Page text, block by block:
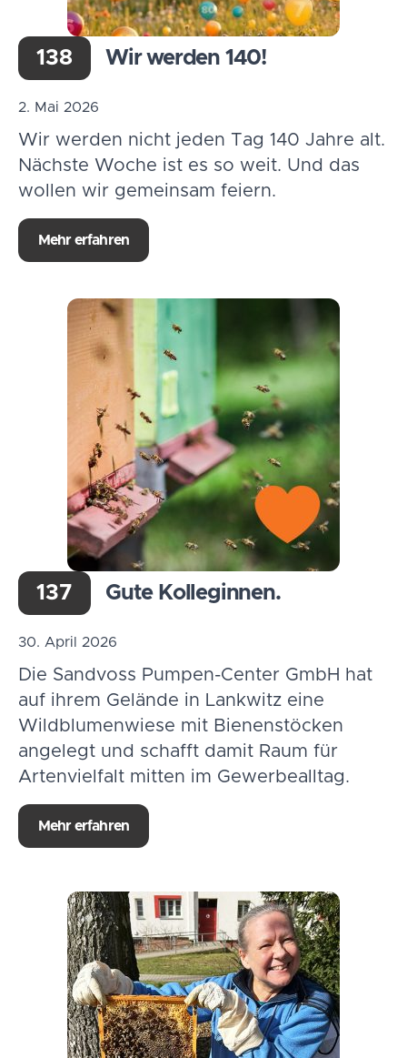
138 Wir werden 140!
2. Mai 2026
Wir werden nicht jeden Tag 140 Jahre alt.
Nächste Woche ist es so weit. Und das
wollen wir gemeinsam feiern.
Mehr erfahren
137 Gute Kolleginnen.
30. April 2026
Die Sandvoss Pumpen-Center GmbH hat
auf ihrem Gelände in Lankwitz eine
Wildblumenwiese mit Bienenstöcken
angelegt und schafft damit Raum für
Artenvielfalt mitten im Gewerbealltag.
Mehr erfahren